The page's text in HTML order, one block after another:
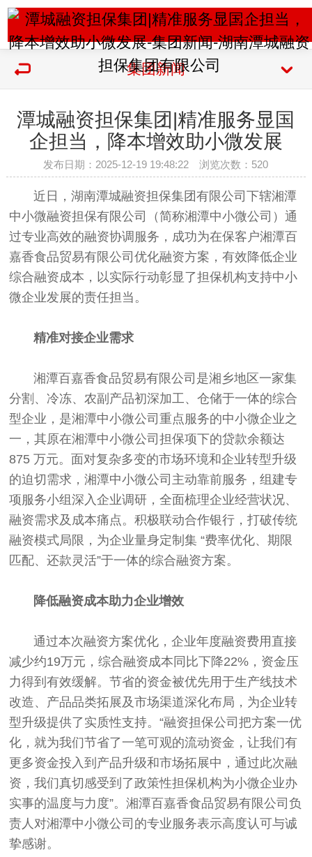
集团新闻
潭城融资担保集团|精准服务显国
企担当，降本增效助小微发展
发布日期：2025-12-19 19:48:22 浏览次数： 520
近日，湖南潭城融资担保集团有限公司下辖湘潭
中小微融资担保有限公司（简称湘潭中小微公司）通
过专业高效的融资协调服务，成功为在保客户湘潭百
嘉香食品贸易有限公司优化融资方案，有效降低企业
综合融资成本，以实际行动彰显了担保机构支持中小
微企业发展的责任担当。
精准对接企业需求
湘潭百嘉香食品贸易有限公司是湘乡地区一家集
分割、冷冻、农副产品初深加工、仓储于一体的综合
型企业，是湘潭中小微公司重点服务的中小微企业之
一，其原在湘潭中小微公司担保项下的贷款余额达
875 万元。面对复杂多变的市场环境和企业转型升级
的迫切需求，湘潭中小微公司主动靠前服务，组建专
项服务小组深入企业调研，全面梳理企业经营状况、
融资需求及成本痛点。积极联动合作银行，打破传统
融资模式局限，为企业量身定制集 “费率优化、期限
匹配、还款灵活”于一体的综合融资方案。
降低融资成本助力企业增效
通过本次融资方案优化，企业年度融资费用直接
减少约19万元，综合融资成本同比下降22%，资金压
力得到有效缓解。节省的资金被优先用于生产线技术
改造、产品品类拓展及市场渠道深化布局，为企业转
型升级提供了实质性支持。“融资担保公司把方案一优
化，就为我们节省了一笔可观的流动资金，让我们有
更多资金投入到产品升级和市场拓展中，通过此次融
资，我们真切感受到了政策性担保机构为小微企业办
实事的温度与力度”。湘潭百嘉香食品贸易有限公司负
责人对湘潭中小微公司的专业服务表示高度认可与诚
挚感谢。